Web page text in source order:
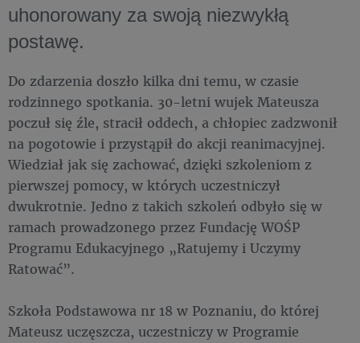
uhonorowany za swoją niezwykłą
postawę.
Do zdarzenia doszło kilka dni temu, w czasie
rodzinnego spotkania. 30-letni wujek Mateusza
poczuł się źle, stracił oddech, a chłopiec zadzwonił
na pogotowie i przystąpił do akcji reanimacyjnej.
Wiedział jak się zachować, dzięki szkoleniom z
pierwszej pomocy, w których uczestniczył
dwukrotnie. Jedno z takich szkoleń odbyło się w
ramach prowadzonego przez Fundację WOŚP
Programu Edukacyjnego „Ratujemy i Uczymy
Ratować”.
Szkoła Podstawowa nr 18 w Poznaniu, do której
Mateusz uczęszcza, uczestniczy w Programie